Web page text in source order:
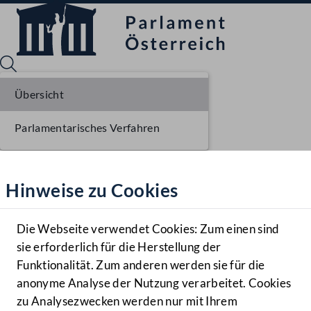
Hilfe
Benutzer
Navigationsmenü öffnen
MENÜ
Hinweise zu Cookies
Die Webseite verwendet Cookies: Zum einen sind
sie erforderlich für die Herstellung der
Funktionalität. Zum anderen werden sie für die
anonyme Analyse der Nutzung verarbeitet. Cookies
zu Analysezwecken werden nur mit Ihrem
Übersicht
Parlamentarisches Verfahren